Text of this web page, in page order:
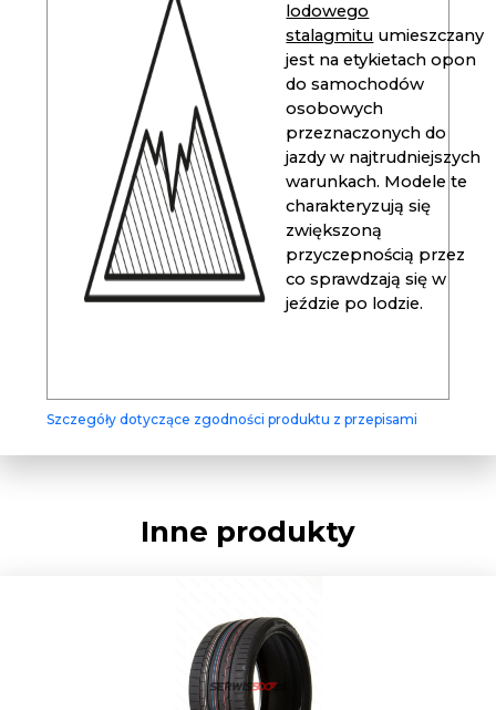
lodowego
stalagmitu umieszczany
jest na etykietach opon
do samochodów
osobowych
przeznaczonych do
jazdy w najtrudniejszych
warunkach. Modele te
charakteryzują się
zwiększoną
przyczepnością przez
co sprawdzają się w
jeździe po lodzie.
Szczegóły dotyczące zgodności produktu z przepisami
Inne produkty